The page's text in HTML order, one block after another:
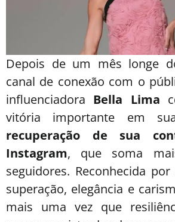
Depois de um mês longe
canal de conexão com o
influenciadora Bella Lima
vitória importante em
recuperação de sua
Instagram, que soma
seguidores. Reconhecida
superação, elegância e
mais uma vez que